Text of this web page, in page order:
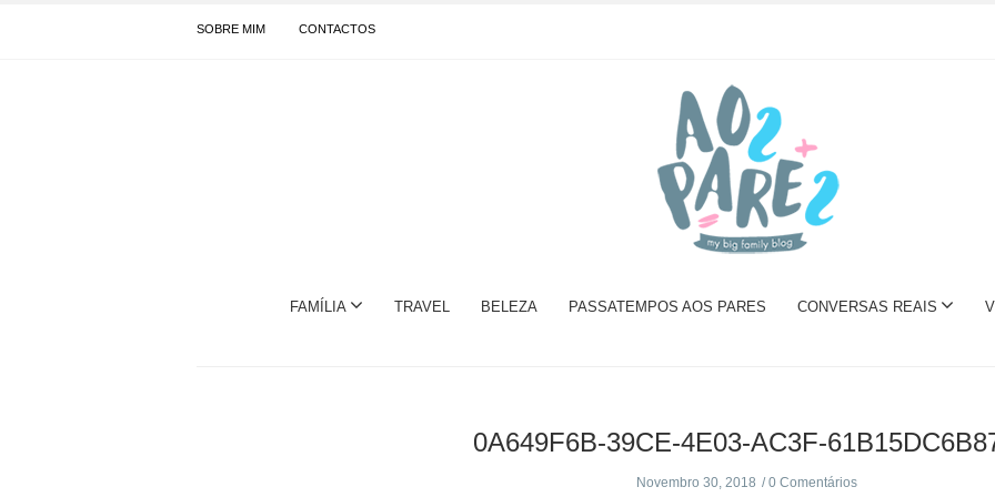
SOBRE MIM CONTACTOS
FAMÍLIA TRAVEL BELEZA PASSATEMPOS AOS PARES CONVERSAS REAIS
0A649F6B-39CE-4E03-AC3F-
Novembro 30, 2018 0 Comentários